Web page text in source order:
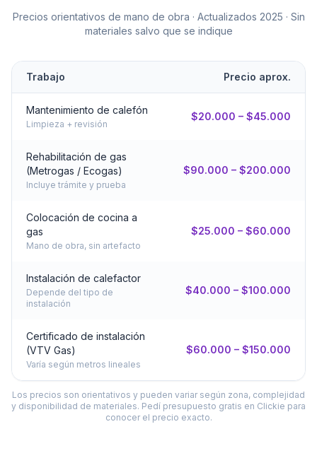
Precios orientativos de mano de obra · Actualizados 2025 · Sin
materiales salvo que se indique
Trabajo Precio aprox.
Mantenimiento de calefón
Limpieza + revisión
$20.000 – $45.000
Rehabilitación de gas
(Metrogas / Ecogas)
Incluye trámite y prueba
$90.000 – $200.000
Colocación de cocina a
gas
Mano de obra, sin artefacto
$25.000 – $60.000
Instalación de calefactor
Depende del tipo de
instalación
$40.000 – $100.000
Certificado de instalación
(VTV Gas)
Varía según metros lineales
$60.000 – $150.000
Los precios son orientativos y pueden variar según zona, complejidad
y disponibilidad de materiales. Pedí presupuesto gratis en Clickie para
conocer el precio exacto.